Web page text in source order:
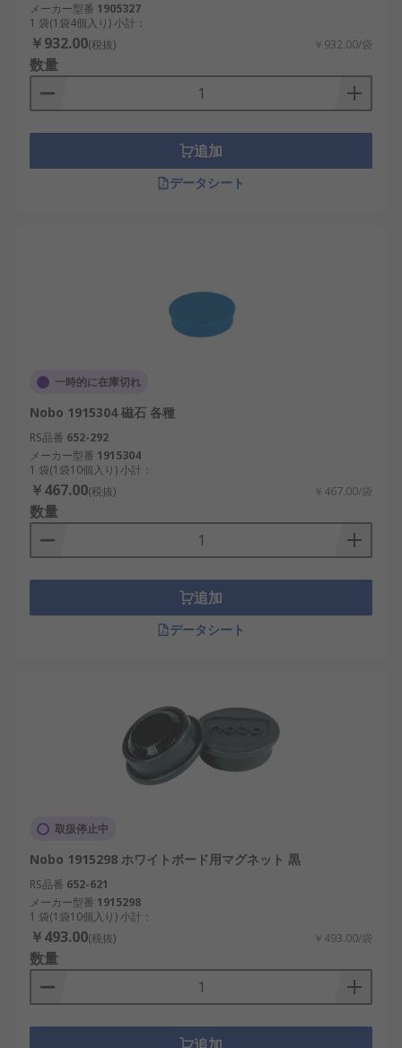
メーカー型番 1905327
1 袋(1袋4個入り) 小計：
￥932.00(税抜) ￥932.00/袋
数量
追加
データシート
一時的に在庫切れ
Nobo 1915304 磁石 各種
RS品番 652-292
メーカー型番 1915304
1 袋(1袋10個入り) 小計：
￥467.00(税抜) ￥467.00/袋
数量
追加
データシート
取扱停止中
Nobo 1915298 ホワイトボード用マグネット 黒
RS品番 652-621
メーカー型番 1915298
1 袋(1袋10個入り) 小計：
￥493.00(税抜) ￥493.00/袋
数量